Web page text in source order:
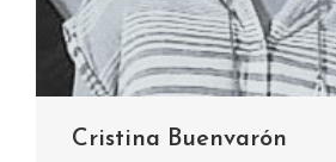
Cristina Buenvarón